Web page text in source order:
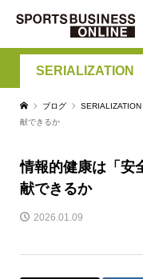
SERIALIZATION
ブログ SERIALIZATION
献できるか
情報的健康は「安
献できるか
2026.01.09